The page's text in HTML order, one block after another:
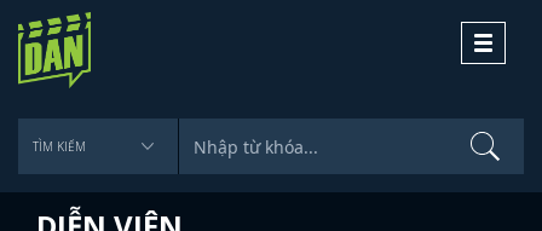
Toggle